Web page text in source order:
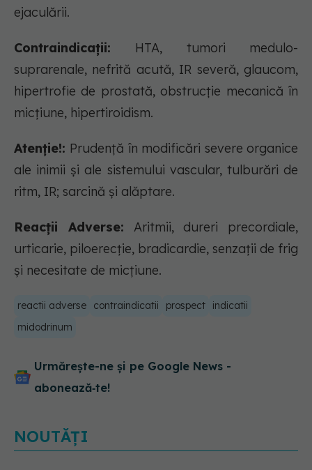
ejaculării.
Contraindicații: HTA, tumori medulo-
suprarenale, nefrită acută, IR severă, glaucom,
hipertrofie de prostată, obstrucție mecanică în
micțiune, hipertiroidism.
Atenție!: Prudență în modificări severe organice
ale inimii și ale sistemului vascular, tulburări de
ritm, IR; sarcină și alăptare.
Reacții Adverse: Aritmii, dureri precordiale,
urticarie, piloerecție, bradicardie, senzații de frig
și necesitate de micțiune.
reactii adverse contraindicatii prospect
indicatii
midodrinum
Urmărește-ne și pe Google News -
abonează‑te!
NOUTĂȚI